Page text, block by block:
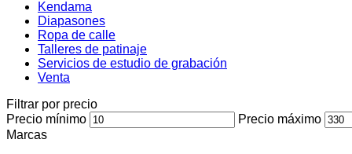
Kendama
Diapasones
Ropa de calle
Talleres de patinaje
Servicios de estudio de grabación
Venta
Filtrar por precio
Precio mínimo
Precio máximo
Marcas